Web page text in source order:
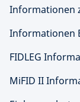
Informationen
Informationen
FIDLEG
MiFID II